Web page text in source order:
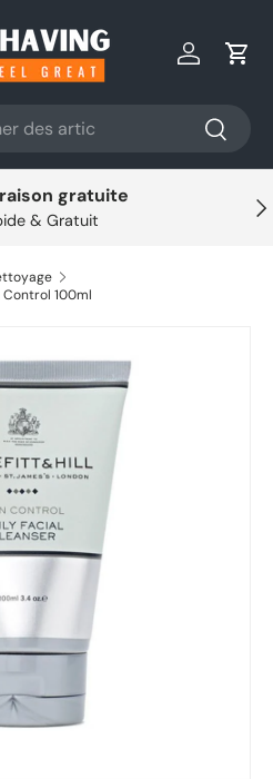
Se
gratuite
& Gratuit
100ml
informations sur le produit